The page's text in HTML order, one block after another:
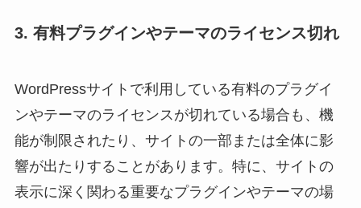
3. 有料プラグインやテーマのライセンス切れ
WordPressサイトで利用している有料のプラグイ
ンやテーマのライセンスが切れている場合も、機
能が制限されたり、サイトの一部または全体に影
響が出たりすることがあります。特に、サイトの
表示に深く関わる重要なプラグインやテーマの場